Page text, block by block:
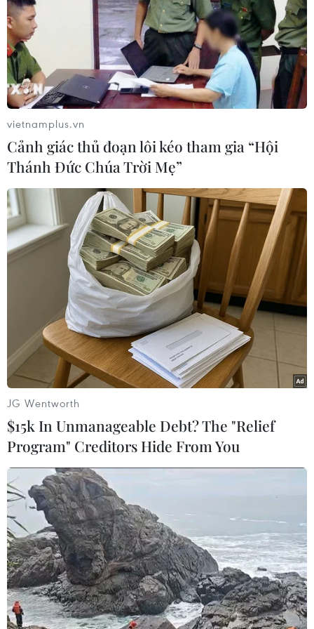
TIN LIÊN QUAN
Hệ thống ngân hàng Mỹ phục hồi sau sự
sụp đổ của Lehman Brothers
17/09/2018 04:19
Tổng Giám đốc JPMorgan Chase Jamie Dimon ngày
16/9 cho biết hệ thống ngân hàng Mỹ đã phục hồi hoàn
toàn 10 năm sau khi sự sụp đổ của ngân hàng Lehman
Brothers.
vietnamplus.vn
Cảnh giác thủ đoạn lôi kéo tham gia “Hội
Thánh Đức Chúa Trời Mẹ”
JG Wentworth
$15k In Unmanageable Debt? The "Relief
Program" Creditors Hide From You